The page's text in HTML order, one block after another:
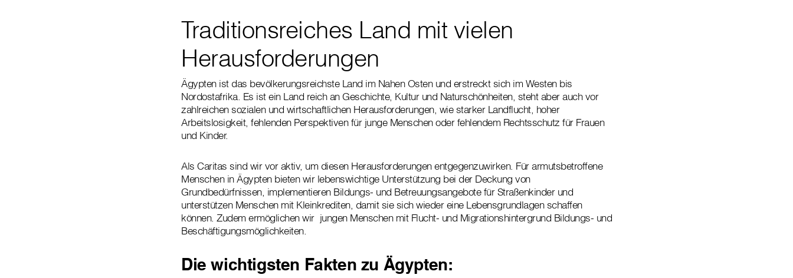
Traditionsreiches Land mit vielen
Herausforderungen
Ägypten ist das bevölkerungsreichste Land im Nahen Osten und erstreckt sich im Westen bis
Nordostafrika. Es ist ein Land reich an Geschichte, Kultur und Naturschönheiten, steht aber auch vor
zahlreichen sozialen und wirtschaftlichen Herausforderungen, wie starker Landflucht, hoher
Arbeitslosigkeit, fehlenden Perspektiven für junge Menschen oder fehlendem Rechtsschutz für Frauen
und Kinder.
Als Caritas sind wir vor aktiv, um diesen Herausforderungen entgegenzuwirken. Für armutsbetroffene
Menschen in Ägypten bieten wir lebenswichtige Unterstützung bei der Deckung von
Grundbedürfnissen, implementieren Bildungs- und Betreuungsangebote für Straßenkinder und
unterstützen Menschen mit Kleinkrediten, damit sie sich wieder eine Lebensgrundlagen schaffen
können. Zudem ermöglichen wir jungen Menschen mit Flucht- und Migrationshintergrund Bildungs- und
Beschäftigungsmöglichkeiten.
Die wichtigsten Fakten zu Ägypten: